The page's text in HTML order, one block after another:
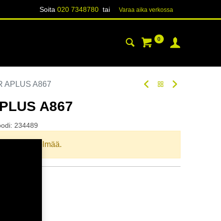
Soita 020 7348780tai Varaa aika verk​​​​ossa
0
APLUS A867
A867
234489
yhdistelmää.